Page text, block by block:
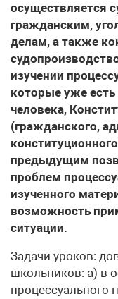
осуществляется
гражданским,
делам, а также
изучении
которые уже есть
человека,
(гражданского,
предыдущим
проблем
изученного
возможность
ситуации.
Задачи уроков:
школьников: а) в
процессуального